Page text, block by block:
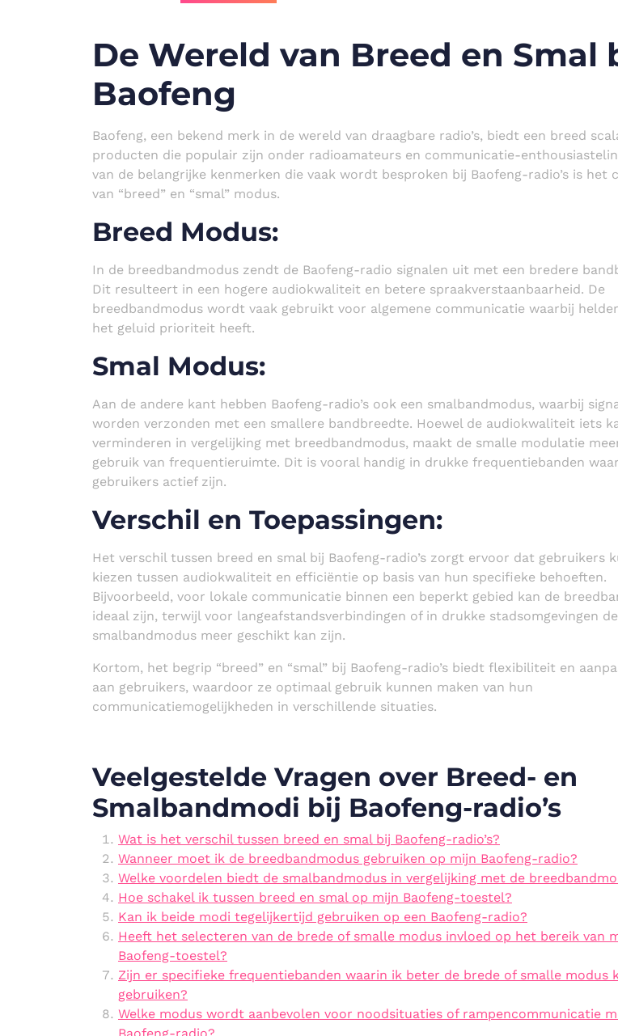
De Wereld van Breed en Smal
Baofeng
Baofeng, een bekend merk in de wereld van draagbare radio’s, biedt een breed
producten die populair zijn onder radioamateurs en communicatie-
van de belangrijke kenmerken die vaak wordt besproken bij Baofeng-radio’s is het
van “breed” en “smal” modus.
Breed Modus:
In de breedbandmodus zendt de Baofeng-radio signalen uit met een bredere
Dit resulteert in een hogere audiokwaliteit en betere spraakverstaanbaarheid. De
breedbandmodus wordt vaak gebruikt voor algemene communicatie waarbij
het geluid prioriteit heeft.
Smal Modus:
Aan de andere kant hebben Baofeng-radio’s ook een smalbandmodus, waarbij
worden verzonden met een smallere bandbreedte. Hoewel de audiokwaliteit iets
verminderen in vergelijking met breedbandmodus, maakt de smalle modulatie
gebruik van frequentieruimte. Dit is vooral handig in drukke frequentiebanden
gebruikers actief zijn.
Verschil en Toepassingen:
Het verschil tussen breed en smal bij Baofeng-radio’s zorgt ervoor dat gebruikers
kiezen tussen audiokwaliteit en efficiëntie op basis van hun specifieke behoeften.
Bijvoorbeeld, voor lokale communicatie binnen een beperkt gebied kan de
ideaal zijn, terwijl voor langeafstandsverbindingen of in drukke stadsomgevingen de
smalbandmodus meer geschikt kan zijn.
Kortom, het begrip “breed” en “smal” bij Baofeng-radio’s biedt flexibiliteit en
aan gebruikers, waardoor ze optimaal gebruik kunnen maken van hun
communicatiemogelijkheden in verschillende situaties.
Veelgestelde Vragen over Breed- en
Smalbandmodi bij Baofeng-radio’s
Wat is het verschil tussen breed en smal bij Baofeng-radio’s?
Wanneer moet ik de breedbandmodus gebruiken op mijn Baofeng-radio?
Welke voordelen biedt de smalbandmodus in vergelijking met de
Hoe schakel ik tussen breed en smal op mijn Baofeng-toestel?
Kan ik beide modi tegelijkertijd gebruiken op een Baofeng-radio?
Heeft het selecteren van de brede of smalle modus invloed op het bereik van
Baofeng-toestel?
Zijn er specifieke frequentiebanden waarin ik beter de brede of smalle modus
gebruiken?
Welke modus wordt aanbevolen voor noodsituaties of rampencommunicatie